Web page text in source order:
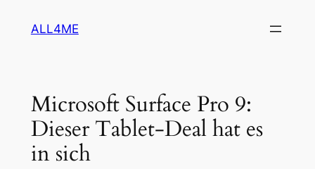
InhaltALL4ME
Microsoft Surface Pro 9:
Dieser Tablet-Deal hat es
in sich